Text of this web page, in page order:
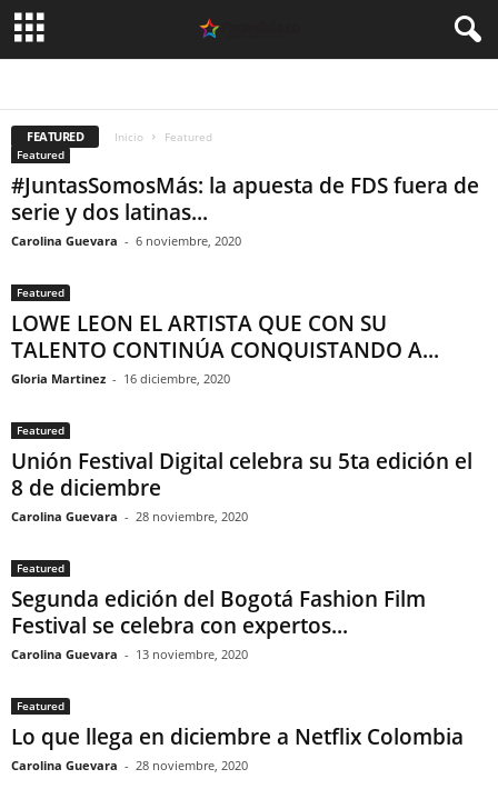
FEATURED Inicio
Featured
Featured
#JuntasSomosMás: la apuesta de FDS fuera de
serie y dos latinas...
Carolina Guevara - 6 noviembre, 2020
Featured
LOWE LEON EL ARTISTA QUE CON SU
TALENTO CONTINÚA CONQUISTANDO A...
Gloria Martinez - 16 diciembre, 2020
Featured
Unión Festival Digital celebra su 5ta edición el
8 de diciembre
Carolina Guevara - 28 noviembre, 2020
Featured
Segunda edición del Bogotá Fashion Film
Festival se celebra con expertos...
Carolina Guevara - 13 noviembre, 2020
Featured
Lo que llega en diciembre a Netflix Colombia
Carolina Guevara - 28 noviembre, 2020